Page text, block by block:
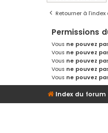
Retourner à
Permissions
Vous ne pouvez
Vous ne pouvez
Vous ne pouvez
Vous ne pouvez
Vous ne pouvez
Index du forum